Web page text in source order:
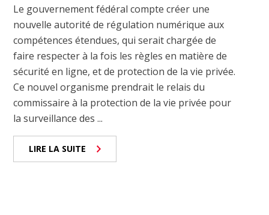
Le gouvernement fédéral compte créer une
nouvelle autorité de régulation numérique aux
compétences étendues, qui serait chargée de
faire respecter à la fois les règles en matière de
sécurité en ligne, et de protection de la vie privée.
Ce nouvel organisme prendrait le relais du
commissaire à la protection de la vie privée pour
la surveillance des ...
LIRE LA SUITE